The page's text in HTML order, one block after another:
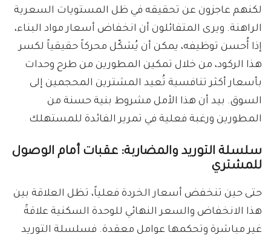
لكنهم عاجزون عن تحقيقه في ظل المستويات السعرية
الراهنة. ويرى المتفائلون أن انخفاض أسعار مواد البناء،
إذا أُحسن توظيفه، يمكن أن يُشكّل محركاً حقيقياً لكسر
هذا الركود، من خلال تمكين المطورين من طرح وحدات
بأسعار أكثر تنافسية تُعيد المشترين المحجمين إلى
السوق. بيد أن هذا الأمل مشروط بنية حسنة من
المطورين ورغبة فعلية في تمرير الفائدة للمستهلك
سلسلة التوريد والمضاربة: عقبات أمام الوصول
للمشتري
حتى حين تنخفض أسعار الخردة فعلياً، تظل العلاقة بين
هذا الانخفاض والسعر النهائي للوحدة السكنية علاقةً
غير مباشرة وتحكمها عوامل معقدة. فسلسلة التوريد